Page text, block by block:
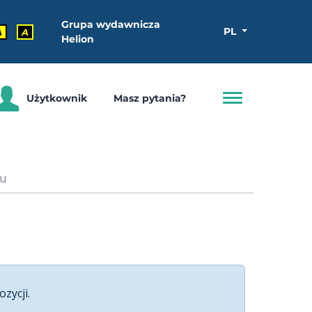
A
Grupa wydawnicza
Helion
PL
Użytkownik Masz pytania?